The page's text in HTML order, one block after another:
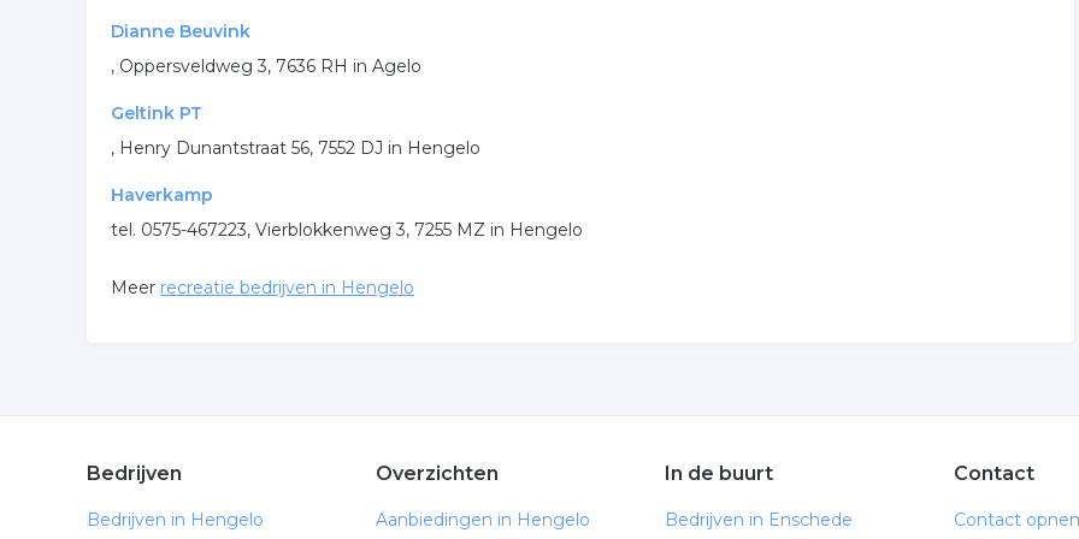
Dianne Beuvink
, Oppersveldweg 3, 7636 RH in Agelo
Geltink PT
, Henry Dunantstraat 56, 7552 DJ in Hengelo
Haverkamp
tel. 0575-467223, Vierblokkenweg 3, 7255 MZ in Hengelo
Meer recreatie bedrijven in Hengelo
Bedrijven
Bedrijven in Hengelo
Overzichten
Aanbiedingen in Hengelo
In de buurt
Bedrijven in Enschede
Contact
Contact